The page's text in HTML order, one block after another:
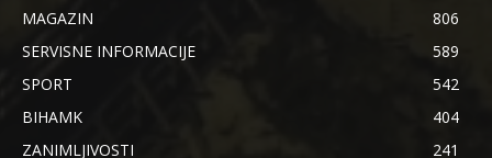
MAGAZIN
806
SERVISNE INFORMACIJE
589
SPORT
542
BIHAMK
404
ZANIMLJIVOSTI
241